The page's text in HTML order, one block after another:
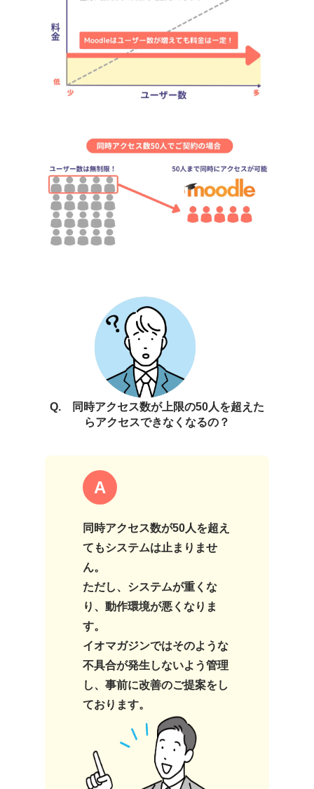
Q. 同時アクセス数が上限の50人を超えた
らアクセスできなくなるの？
A
同時アクセス数が50人を超え
てもシステムは止まりませ
ん。
ただし、システムが重くな
り、動作環境が悪くなりま
す。
イオマガジンではそのような
不具合が発生しないよう管理
し、事前に改善のご提案をし
ております。